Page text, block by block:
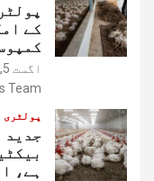
کے
اگست 5, 2026
Team
پولٹری
جدید
ہے،